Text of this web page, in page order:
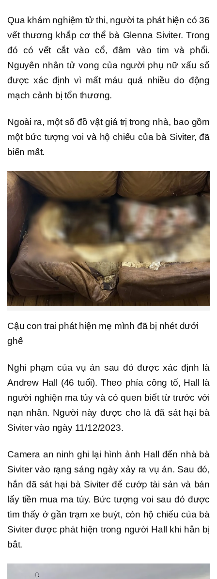
Qua khám nghiệm tử thi, người ta phát hiện có 36
vết thương khắp cơ thể bà Glenna Siviter. Trong
đó có vết cắt vào cổ, đâm vào tim và phổi.
Nguyên nhân tử vong của người phụ nữ xấu số
được xác định vì mất máu quá nhiều do động
mạch cảnh bị tổn thương.
Ngoài ra, một số đồ vật giá trị trong nhà, bao gồm
một bức tượng voi và hộ chiếu của bà Siviter, đã
biến mất.
Cậu con trai phát hiện mẹ mình đã bị nhét dưới
ghế
Nghi phạm của vụ án sau đó được xác định là
Andrew Hall (46 tuổi). Theo phía công tố, Hall là
người nghiện ma túy và có quen biết từ trước với
nạn nhân. Người này được cho là đã sát hại bà
Siviter vào ngày 11/12/2023.
Camera an ninh ghi lại hình ảnh Hall đến nhà bà
Siviter vào rạng sáng ngày xảy ra vụ án. Sau đó,
hắn đã sát hại bà Siviter để cướp tài sản và bán
lấy tiền mua ma túy. Bức tượng voi sau đó được
tìm thấy ở gần trạm xe buýt, còn hộ chiếu của bà
Siviter được phát hiện trong người Hall khi hắn bị
bắt.